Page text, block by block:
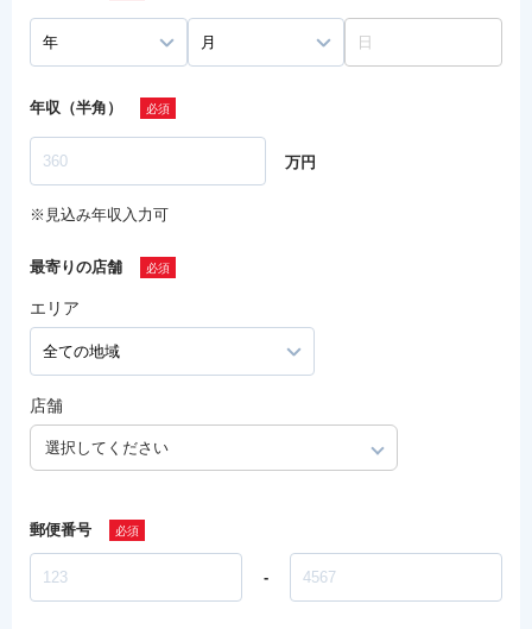
年収（半角）
万円
※見込み年収入力可
最寄りの店舗
エリア
店舗
選択してください
郵便番号
-